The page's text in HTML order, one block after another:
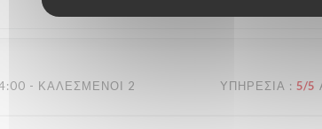
- ΚΑΛΕΣΜΈΝΟΙ 2 ΥΠΗΡΕΣΊΑ : 5/5